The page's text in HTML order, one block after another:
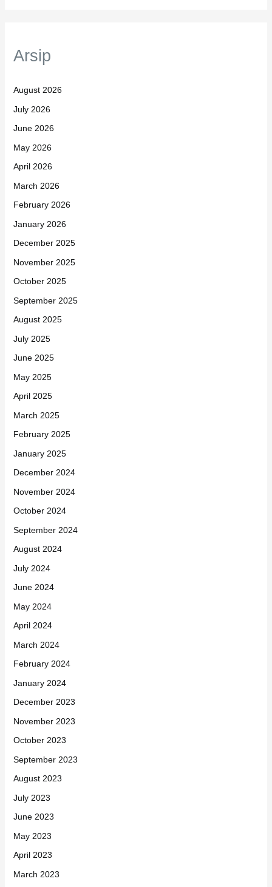
Arsip
August 2026
July 2026
June 2026
May 2026
April 2026
March 2026
February 2026
January 2026
December 2025
November 2025
October 2025
September 2025
August 2025
July 2025
June 2025
May 2025
April 2025
March 2025
February 2025
January 2025
December 2024
November 2024
October 2024
September 2024
August 2024
July 2024
June 2024
May 2024
April 2024
March 2024
February 2024
January 2024
December 2023
November 2023
October 2023
September 2023
August 2023
July 2023
June 2023
May 2023
April 2023
March 2023